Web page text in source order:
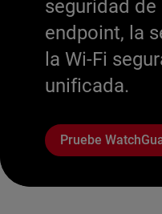
seguridad de
endpoint, la
la Wi-Fi
unificada.
Pruebe